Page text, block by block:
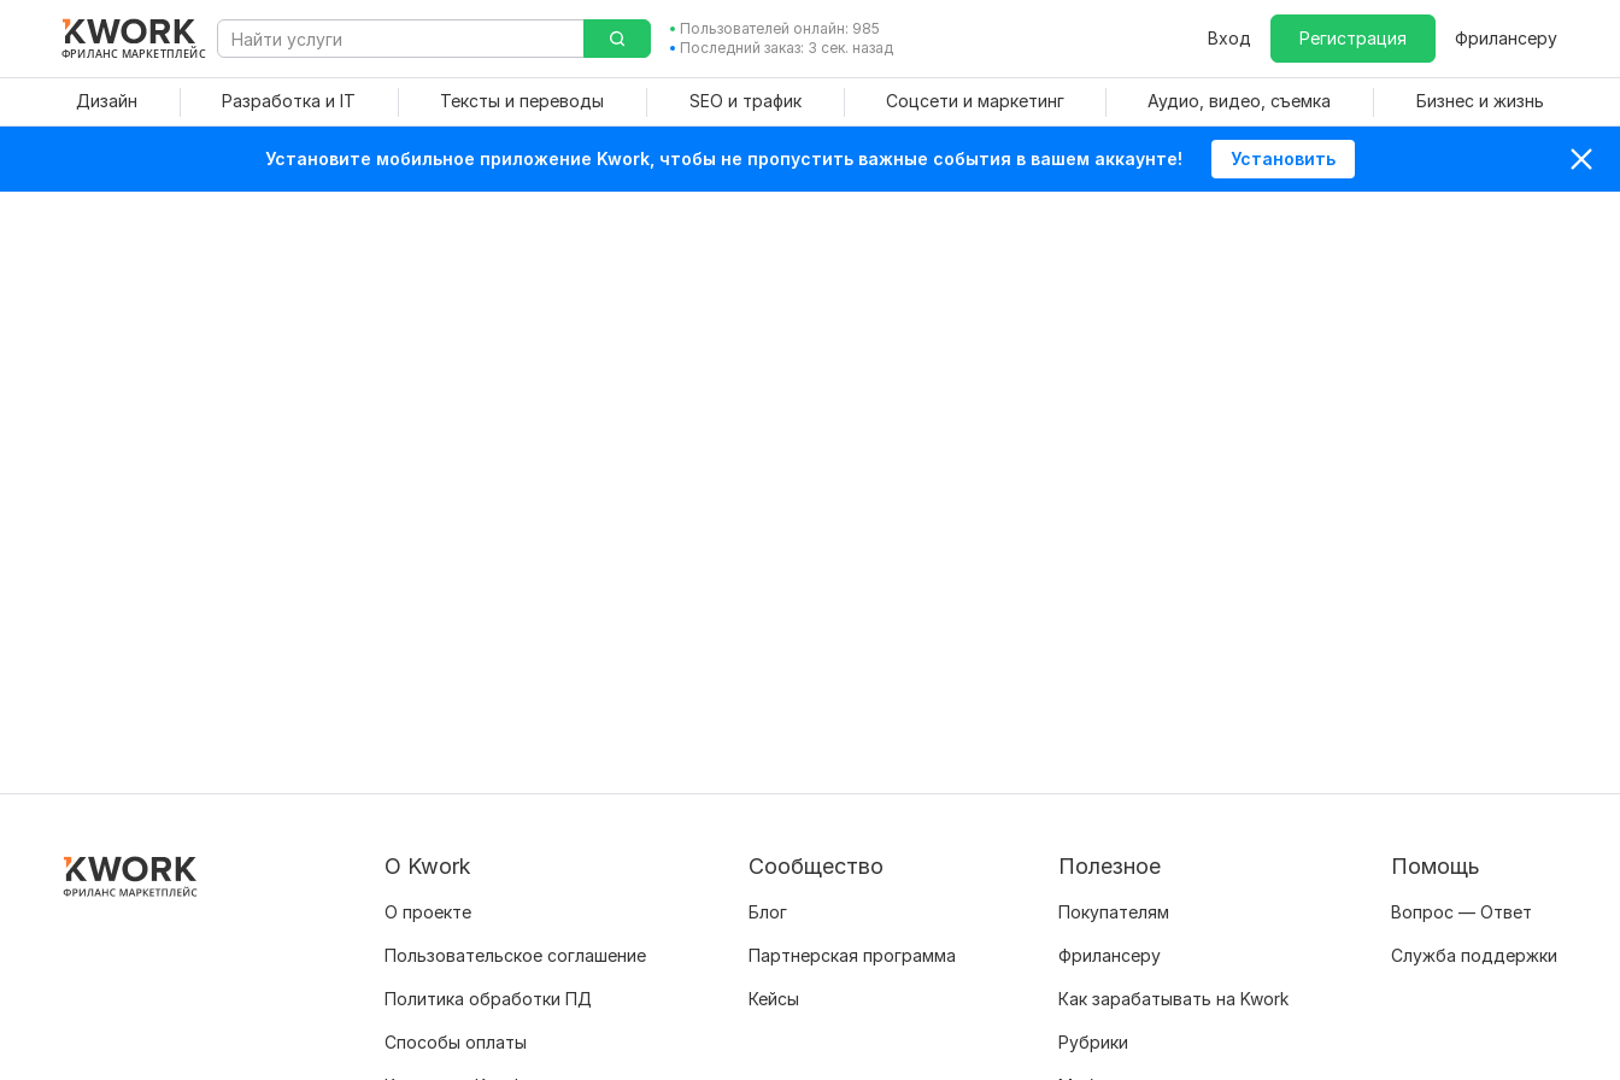
ФРИЛАНС МАРКЕТПЛЕЙС
Пользователей онлайн: 985
Последний заказ: 3 сек. назад
Вход Регистрация Фрилансеру
Дизайн Разработка и IT Тексты и переводы SEO и трафик Соцсети и маркетинг Аудио, видео, съемка Бизнес и жизнь
Установите мобильное приложение Kwork, чтобы не пропустить важные события в вашем аккаунте! Установить
О Kwork
О проекте
Пользовательское соглашение
Политика обработки ПД
Способы оплаты
Сообщество
Блог
Партнерская программа
Кейсы
Полезное
Покупателям
Фрилансеру
Как зарабатывать на Kwork
Рубрики
Помощь
Вопрос — Ответ
Служба поддержки